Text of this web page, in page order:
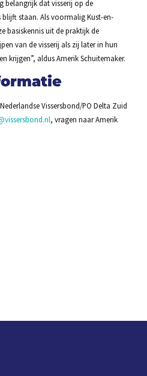
belangrijk dat visserij op de
staan. Als voormalig Kust-en-
basiskennis uit de praktijk de
van de visserij als zij later in hun
krijgen”, aldus Amerik Schuitemaker.
Vissersbond/PO Delta Zuid
, vragen naar Amerik